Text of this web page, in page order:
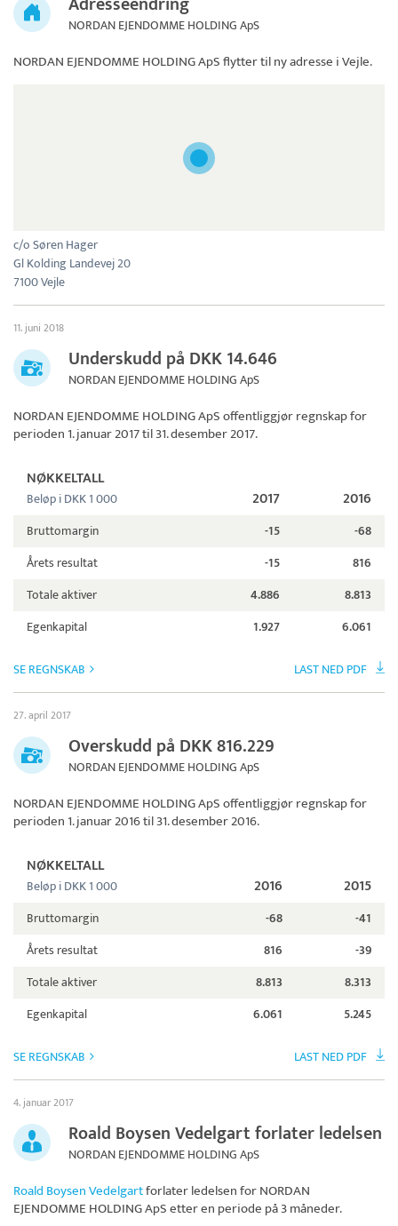
NORDAN EJENDOMME HOLDING ApS
NORDAN EJENDOMME HOLDING ApSflytter til ny adresse i Vejle.
c/o Søren Hager
Gl Kolding Landevej 20
7100 Vejle
11. juni 2018
Underskudd på DKK 14.646
NORDAN EJENDOMME HOLDING ApS
NORDAN EJENDOMME HOLDING ApSoffentliggjør regnskap for
perioden 1. januar 2017 til 31. desember 2017.
NØKKELTALL
Beløp i DKK 1 000 2017 2016
Bruttomargin -15
-68
Årets resultat
-15
816
Totale aktiver
4.886
8.813
Egenkapital
1.927 6.061
SE REGNSKAB LAST NED PDF
27. april 2017
Overskudd på DKK 816.229
NORDAN EJENDOMME HOLDING ApS
NORDAN EJENDOMME HOLDING ApSoffentliggjør regnskap for
perioden 1. januar 2016 til 31. desember 2016.
NØKKELTALL
Beløp i DKK 1 000 2016 2015
Bruttomargin -68
-41
Årets resultat
816
-39
Totale aktiver
8.813
8.313
Egenkapital
6.061 5.245
SE REGNSKAB LAST NED PDF
4. januar 2017
Roald Boysen Vedelgart forlater ledelsen
NORDAN EJENDOMME HOLDING ApS
Roald Boysen Vedelgartforlater ledelsen forNORDAN
EJENDOMME HOLDING ApSetter en periode på 3 måneder.